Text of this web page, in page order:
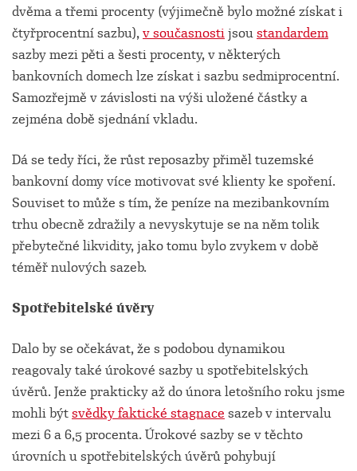
dvěma a třemi procenty (výjimečně bylo možné získat i
čtyřprocentní sazbu),v současnostijsoustandardem
sazby mezi pěti a šesti procenty, v některých
bankovních domech lze získat i sazbu sedmiprocentní.
Samozřejmě v závislosti na výši uložené částky a
zejména době sjednání vkladu.
Dá se tedy říci, že růst reposazby přiměl tuzemské
bankovní domy více motivovat své klienty ke spoření.
Souviset to může s tím, že peníze na mezibankovním
trhu obecně zdražily a nevyskytuje se na něm tolik
přebytečné likvidity, jako tomu bylo zvykem v době
téměř nulových sazeb.
Spotřebitelské úvěry
Dalo by se očekávat, že s podobou dynamikou
reagovaly také úrokové sazby u spotřebitelských
úvěrů. Jenže prakticky až do února letošního roku jsme
mohli býtsvědky faktické stagnace sazeb v intervalu
mezi 6 a 6,5 procenta. Úrokové sazby se v těchto
úrovních u spotřebitelských úvěrů pohybují